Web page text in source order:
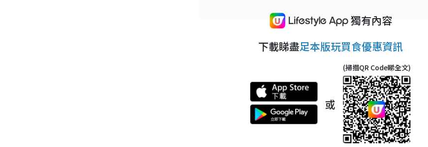
獨有內容
下載睇盡足本版玩買食優惠資訊
或
(掃描QR Code睇全文)